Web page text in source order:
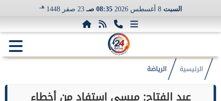
السبت 8 أغسطس 2026 08:35 صـ 23 صفر 1448 هـ
الرئيسية الرياضة